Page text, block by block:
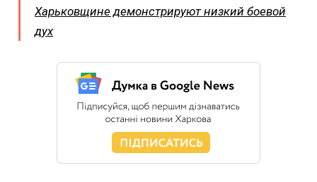
Харьковщине демонстрируют низкий боевой
дух